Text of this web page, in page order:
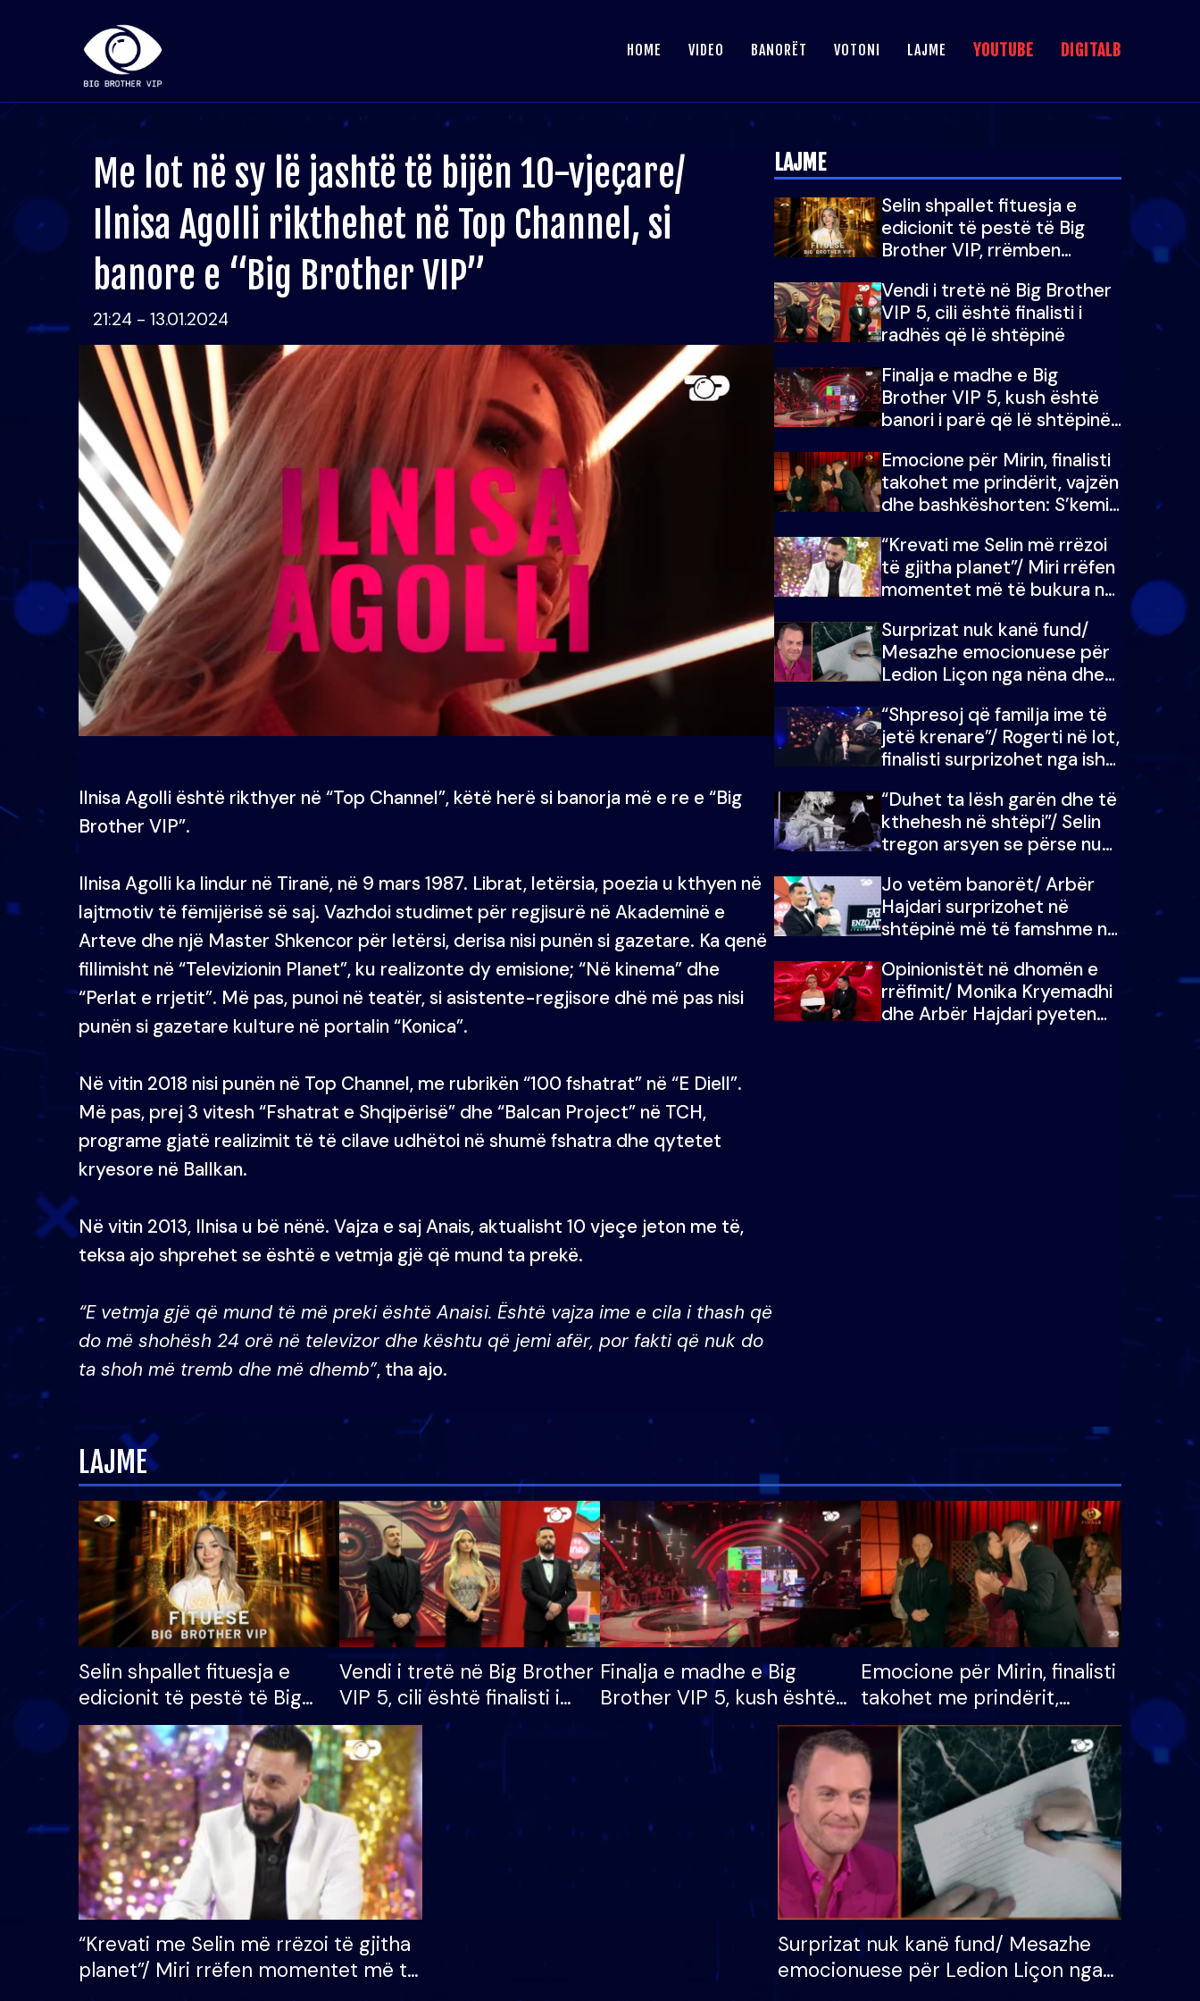
HOME VIDEO BANORËT VOTONI LAJME YOUTUBE DIGITALB
Me lot në sy lë jashtë të bijën 10-vjeçare/
Ilnisa Agolli rikthehet në Top Channel, si
banore e “Big Brother VIP”
21:24 - 13.01.2024
Ilnisa Agolli është rikthyer në “Top Channel”, këtë herë si banorja më e re e “Big
Brother VIP”.
Ilnisa Agolli ka lindur në Tiranë, në 9 mars 1987. Librat, letërsia, poezia u kthyen në
lajtmotiv të fëmijërisë së saj. Vazhdoi studimet për regjisurë në Akademinë e
Arteve dhe një Master Shkencor për letërsi, derisa nisi punën si gazetare. Ka qenë
fillimisht në “Televizionin Planet”, ku realizonte dy emisione; “Në kinema” dhe
“Perlat e rrjetit”. Më pas, punoi në teatër, si asistente-regjisore dhë më pas nisi
punën si gazetare kulture në portalin “Konica”.
Në vitin 2018 nisi punën në Top Channel, me rubrikën “100 fshatrat” në “E Diell”.
Më pas, prej 3 vitesh “Fshatrat e Shqipërisë” dhe “Balcan Project” në TCH,
programe gjatë realizimit të të cilave udhëtoi në shumë fshatra dhe qytetet
kryesore në Ballkan.
Në vitin 2013, Ilnisa u bë nënë. Vajza e saj Anais, aktualisht 10 vjeçe jeton me të,
teksa ajo shprehet se është e vetmja gjë që mund ta prekë.
“E vetmja gjë që mund të më preki është Anaisi. Është vajza ime e cila i thash që
do më shohësh 24 orë në televizor dhe kështu që jemi afër, por fakti që nuk do
ta shoh më tremb dhe më dhemb”, tha ajo.
LAJME
Selin shpallet fituesja e
edicionit të pestë të Big
Brother VIP, rrëmben
mijë eurosh
Vendi i tretë në Big Brother
VIP 5, cili është finalisti i
radhës që lë shtëpinë
Finalja e madhe e Big
Brother VIP 5, kush është
banori i parë që lë shtëpinë
fituar çmimin e madh
Emocione për Mirin, finalisti
takohet me prindërit, vajzën
dhe bashkëshorten: S’kemi
“Krevati me Selin më rrëzoi
të gjitha planet”/ Miri rrëfen
momentet më të bukura në
mungojë zilja e mëngjesit
kur…
Surprizat nuk kanë fund/
Mesazhe emocionuese për
Ledion Liçon nga nëna dhe
i mban dot lotët: Nuk
meritoj…
“Shpresoj që familja ime të
jetë krenare”/ Rogerti në lot,
finalisti surprizohet nga ish-
“Duhet ta lësh garën dhe të
kthehesh në shtëpi”/ Selin
tregon arsyen se përse nuk
Doja ta çoja luftën time deri
në fund
Jo vetëm banorët/ Arbër
Hajdari surprizohet në
shtëpinë më të famshme në
me vajzën e tij
Opinionistët në dhomën e
rrëfimit/ Monika Kryemadhi
dhe Arbër Hajdari pyeten
LAJME
Selin shpallet fituesja e
edicionit të pestë të Big
Brother VIP, rrëmben
çmimin e madh prej 100
mijë eurosh
Vendi i tretë në Big Brother
VIP 5, cili është finalisti i
radhës që lë shtëpinë
Finalja e madhe e Big
Brother VIP 5, kush është
banori i parë që lë shtëpinë
dhe humb mundësinë për
të fituar çmimin e madh
Emocione për Mirin, finalisti
takohet me prindërit,
vajzën dhe bashkëshorten:
S’kemi ndonjë letër divorci
apo jo?
“Krevati me Selin më rrëzoi të gjitha
planet”/ Miri rrëfen momentet më të
Surprizat nuk kanë fund/ Mesazhe
emocionuese për Ledion Liçon nga